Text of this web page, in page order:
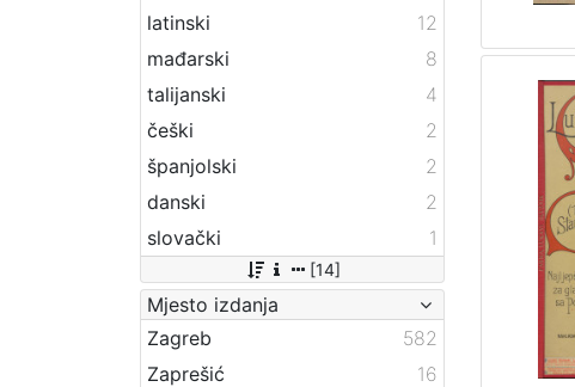
latinski
12
mađarski
8
talijanski
4
češki
2
španjolski
2
danski
2
slovački
1
[14]
Mjesto izdanja
Zagreb
582
Zaprešić
16